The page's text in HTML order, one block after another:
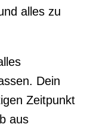
alles zu
Dein
Zeitpunkt
aus